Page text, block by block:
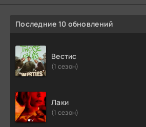
Последние 10 обновлений
Вестис
(1 сезон)
Лаки
(1 сезон)